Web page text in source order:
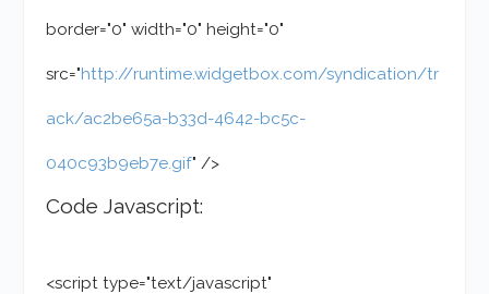
border="0" width="0" height="0"
src="http://runtime.widgetbox.com/syndication/tr
ack/ac2be65a-b33d-4642-bc5c-
040c93b9eb7e.gif" />
Code Javascript:
<script type="text/javascript"